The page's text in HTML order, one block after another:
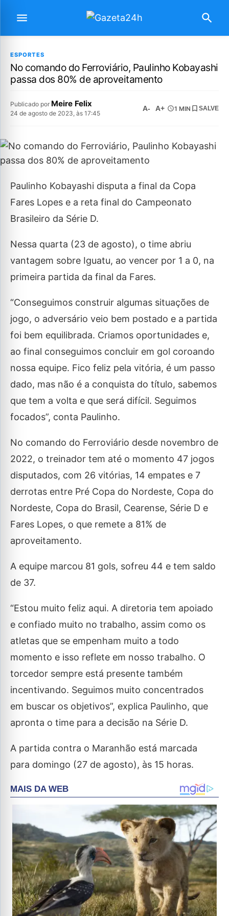
ESPORTES
No comando do Ferroviário, Paulinho Kobayashi
passa dos 80% de aproveitamento
Publicado por Meire Felix
24 de agosto de 2023, às 17:45
A- A+ 1 MIN SALVE
Paulinho Kobayashi disputa a final da Copa
Fares Lopes e a reta final do Campeonato
Brasileiro da Série D.
Nessa quarta (23 de agosto), o time abriu
vantagem sobre Iguatu, ao vencer por 1 a 0, na
primeira partida da final da Fares.
“Conseguimos construir algumas situações de
jogo, o adversário veio bem postado e a partida
foi bem equilibrada. Criamos oportunidades e,
ao final conseguimos concluir em gol coroando
nossa equipe. Fico feliz pela vitória, é um passo
dado, mas não é a conquista do título, sabemos
que tem a volta e que será difícil. Seguimos
focados”, conta Paulinho.
No comando do Ferroviário desde novembro de
2022, o treinador tem até o momento 47 jogos
disputados, com 26 vitórias, 14 empates e 7
derrotas entre Pré Copa do Nordeste, Copa do
Nordeste, Copa do Brasil, Cearense, Série D e
Fares Lopes, o que remete a 81% de
aproveitamento.
A equipe marcou 81 gols, sofreu 44 e tem saldo
de 37.
“Estou muito feliz aqui. A diretoria tem apoiado
e confiado muito no trabalho, assim como os
atletas que se empenham muito a todo
momento e isso reflete em nosso trabalho. O
torcedor sempre está presente também
incentivando. Seguimos muito concentrados
em buscar os objetivos”, explica Paulinho, que
apronta o time para a decisão na Série D.
A partida contra o Maranhão está marcada
para domingo (27 de agosto), às 15 horas.